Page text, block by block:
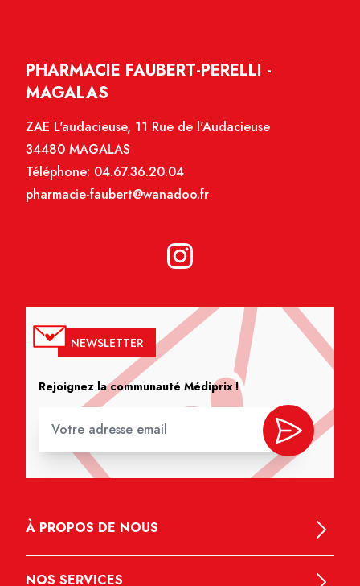
PHARMACIE FAUBERT-PERELLI -
MAGALAS
ZAE L'audacieuse, 11 Rue de l'Audacieuse
34480 MAGALAS
Téléphone: 04.67.36.20.04
pharmacie-faubert@wanadoo.fr
NEWSLETTER
Rejoignez la communauté Médiprix !
À PROPOS DE NOUS
NOS SERVICES